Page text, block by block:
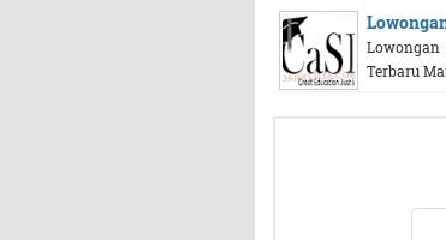
Terbaru